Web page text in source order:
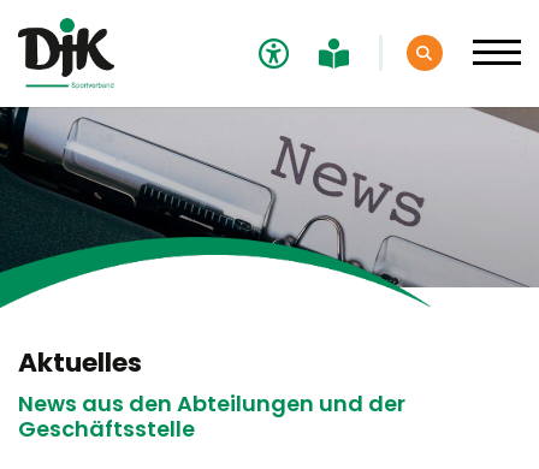
Aktuelles
News aus den Abteilungen und der
Geschäftsstelle
Verband
Aktuelles
Verbands-News
Termine
Ergebnisse
Sportdeutschland-News